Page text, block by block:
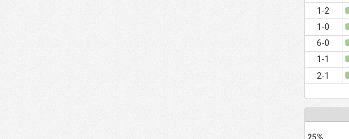
1-2
1-0
6-0
1-1
2-1
25%